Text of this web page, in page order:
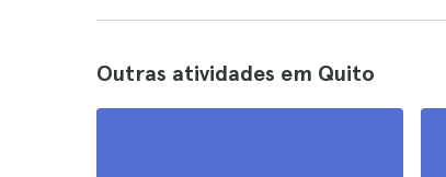
Outras atividades em Quito